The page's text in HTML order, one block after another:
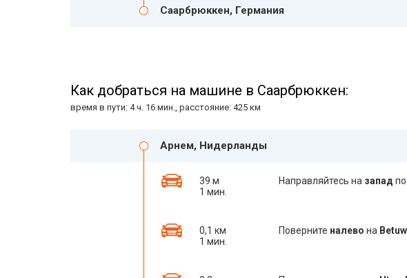
Саарбрюккен, Германия
Как добраться на машине в Саарбрюккен:
время в пути: 4 ч. 16 мин., расстояние: 425 км
Арнем, Нидерланды
39 м
1 мин.
Направляйтесь на запад по
0,1 км
1 мин.
Поверните налево на